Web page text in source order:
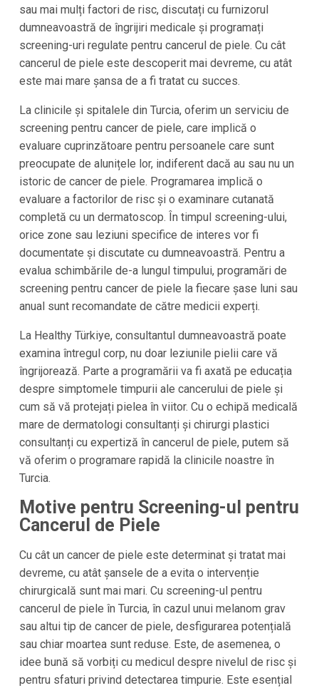
sau mai mulți factori de risc, discutați cu furnizorul
dumneavoastră de îngrijiri medicale și programați
screening-uri regulate pentru cancerul de piele. Cu cât
cancerul de piele este descoperit mai devreme, cu atât
este mai mare șansa de a fi tratat cu succes.
La clinicile și spitalele din Turcia, oferim un serviciu de
screening pentru cancer de piele, care implică o
evaluare cuprinzătoare pentru persoanele care sunt
preocupate de alunițele lor, indiferent dacă au sau nu un
istoric de cancer de piele. Programarea implică o
evaluare a factorilor de risc și o examinare cutanată
completă cu un dermatoscop. În timpul screening-ului,
orice zone sau leziuni specifice de interes vor fi
documentate și discutate cu dumneavoastră. Pentru a
evalua schimbările de-a lungul timpului, programări de
screening pentru cancer de piele la fiecare șase luni sau
anual sunt recomandate de către medicii experți.
La Healthy Türkiye, consultantul dumneavoastră poate
examina întregul corp, nu doar leziunile pielii care vă
îngrijorează. Parte a programării va fi axată pe educația
despre simptomele timpurii ale cancerului de piele și
cum să vă protejați pielea în viitor. Cu o echipă medicală
mare de dermatologi consultanți și chirurgi plastici
consultanți cu expertiză în cancerul de piele, putem să
vă oferim o programare rapidă la clinicile noastre în
Turcia.
Motive pentru Screening-ul pentru
Cancerul de Piele
Cu cât un cancer de piele este determinat și tratat mai
devreme, cu atât șansele de a evita o intervenție
chirurgicală sunt mai mari. Cu screening-ul pentru
cancerul de piele în Turcia, în cazul unui melanom grav
sau altui tip de cancer de piele, desfigurarea potențială
sau chiar moartea sunt reduse. Este, de asemenea, o
idee bună să vorbiți cu medicul despre nivelul de risc și
pentru sfaturi privind detectarea timpurie. Este esențial